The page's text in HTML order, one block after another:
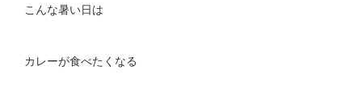
こんな暑い日は
カレーが食べたくなる